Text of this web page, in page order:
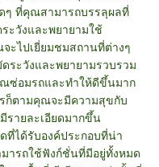
ๆ ที่คุณสามารถบรรลุผลที่
ะวังและพยายามใช้
ะไปเยี่ยมชมสถานที่ต่างๆ
ระวังและพยายามรวบรวม
ซ่อมรถและทำให้ดีขึ้นมาก
ก็ตามคุณจะมีความสุขกับ
รายละเอียดมากขึ้น
ได้รับองค์ประกอบที่น่า
ารถใช้ฟังก์ชั่นที่มีอยู่ทั้งหมด